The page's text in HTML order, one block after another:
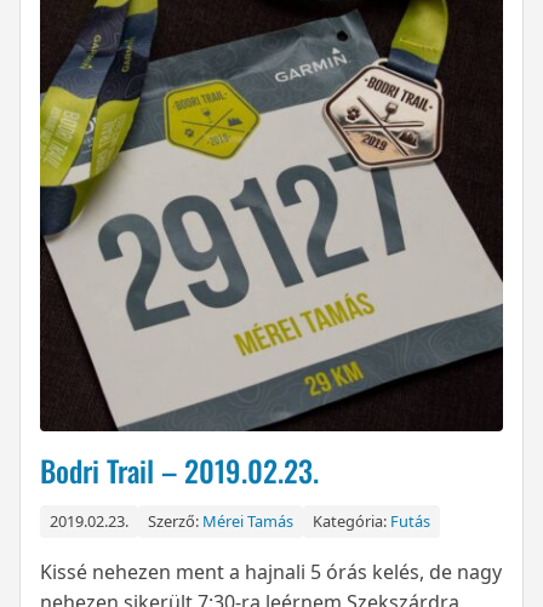
Bodri Trail – 2019.02.23.
2019.02.23. Szerző: Mérei Tamás Kategória: Futás
Kissé nehezen ment a hajnali 5 órás kelés, de nagy